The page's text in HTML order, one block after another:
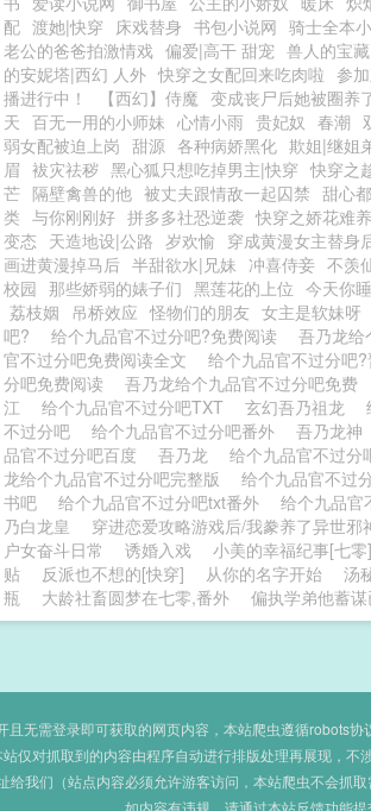
配 渡她|快穿 床戏替身 书包小说网 骑士全本
老公的爸爸拍激情戏 偏爱|高干 甜宠 兽人的宝藏
的安妮塔|西幻 人外 快穿之女配回来吃肉啦 参
播进行中！
【西幻】侍魔 变成丧尸后她被圈养
天 百无一用的小师妹 心情小雨 贵妃奴 春潮
弱女配被迫上岗 甜源 各种病娇黑化 欺姐|继姐
眉 袚灾祛秽 黑心狐只想吃掉男主|快穿 快穿之
芒 隔壁禽兽的他 被丈夫跟情敌一起囚禁 甜心
类 与你刚刚好 拼多多社恐逆袭 快穿之娇花难养
变态 天造地设|公路 岁欢愉 穿成黄漫女主替身
画进黄漫掉马后 半甜欲水|兄妹 冲喜侍妾 不羡
校园 那些娇弱的婊子们 黑莲花的上位 今天你
荔枝姻
吊桥效应 怪物们的朋友 女主是软妹呀
吧?
给个九品官不过分吧?免费阅读 吾乃龙给
官不过分吧免费阅读全文
给个九品官不过分吧?
分吧免费阅读
吾乃龙给个九品官不过分吧免费
江
给个九品官不过分吧TXT 玄幻吾乃祖龙
不过分吧
给个九品官不过分吧番外 吾乃龙神
品官不过分吧百度
吾乃龙 给个九品官不过分
龙给个九品官不过分吧完整版
给个九品官不过
书吧
给个九品官不过分吧txt番外 给个九品官
乃白龙皇
穿进恋爱攻略游戏后/我豢养了异世邪
户女奋斗日常
诱婚入戏 小美的幸福纪事[七零]
贴
反派也不想的[快穿] 从你的名字开始 汤
瓶
大龄社畜圆梦在七零,番外 偏执学弟他蓄谋
且无需登录即可获取的网页内容，本站爬虫遵循robots
站仅对抓取到的内容由程序自动进行排版处理再展现，不
给我们（站点内容必须允许游客访问，本站爬虫不会抓
如内容有违规，请通过本站反馈功能提